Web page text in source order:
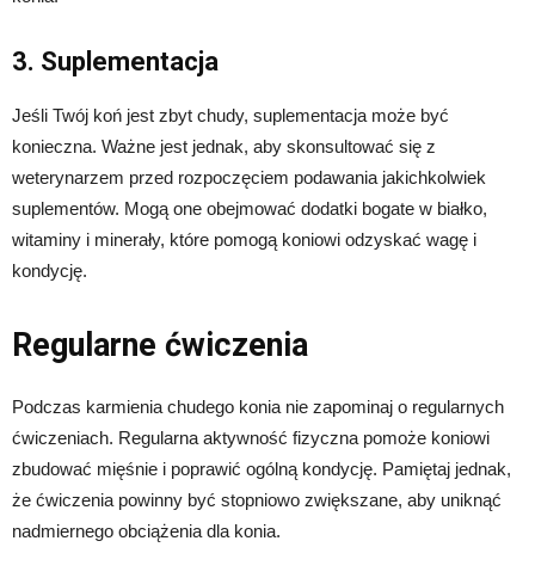
3. Suplementacja
Jeśli Twój koń jest zbyt chudy, suplementacja może być
konieczna. Ważne jest jednak, aby skonsultować się z
weterynarzem przed rozpoczęciem podawania jakichkolwiek
suplementów. Mogą one obejmować dodatki bogate w białko,
witaminy i minerały, które pomogą koniowi odzyskać wagę i
kondycję.
Regularne ćwiczenia
Podczas karmienia chudego konia nie zapominaj o regularnych
ćwiczeniach. Regularna aktywność fizyczna pomoże koniowi
zbudować mięśnie i poprawić ogólną kondycję. Pamiętaj jednak,
że ćwiczenia powinny być stopniowo zwiększane, aby uniknąć
nadmiernego obciążenia dla konia.